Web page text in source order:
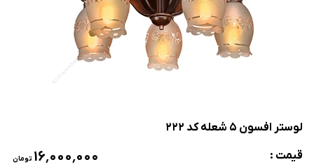
لوستر افسون 5 شعله کد 222
قیمت :
۱۶٬۰۰۰٬۰۰۰ تومان